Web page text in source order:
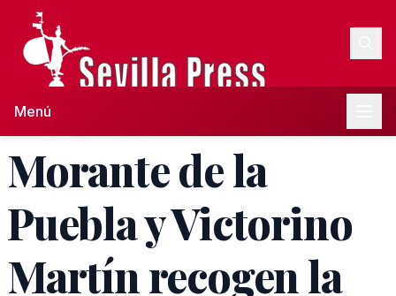
Menú
Morante de la
Puebla y Victorino
Martín recogen la